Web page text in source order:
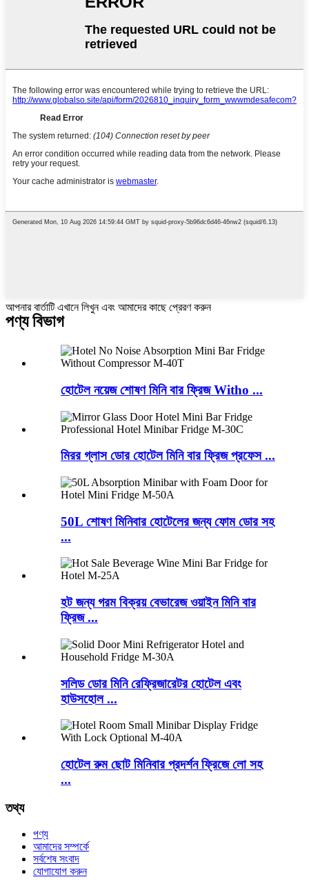
আপনার বার্তাটি এখানে লিখুন এবং আমাদের কাছে প্রেরণ করুন
পণ্য বিভাগ
হোটেল নয়েজ শোষণ মিনি বার ফ্রিজ Witho ...
মিরর গ্লাস ডোর হোটেল মিনি বার ফ্রিজ প্রফেস ...
50L শোষণ মিনিবার হোটেলের জন্য ফোম ডোর সহ
...
হট জন্য গরম বিক্রয় বেভারেজ ওয়াইন মিনি বার
ফ্রিজ ...
সলিড ডোর মিনি রেফ্রিজারেটর হোটেল এবং
হাউসহোল ...
হোটেল রুম ছোট মিনিবার প্রদর্শন ফ্রিজে লো সহ
...
তথ্য
পণ্য
আমাদের সম্পর্কে
সর্বশেষ সংবাদ
যোগাযোগ করুন